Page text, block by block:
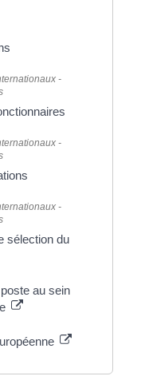
-
-
-
sélection du
au sein